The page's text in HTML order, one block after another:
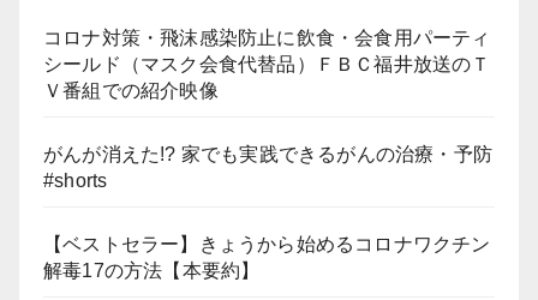
コロナ対策・飛沫感染防止に飲食・会食用パーティ
シールド（マスク会食代替品）ＦＢＣ福井放送のＴ
Ｖ番組での紹介映像
がんが消えた!? 家でも実践できるがんの治療・予防
#shorts
【ベストセラー】きょうから始めるコロナワクチン
解毒17の方法【本要約】